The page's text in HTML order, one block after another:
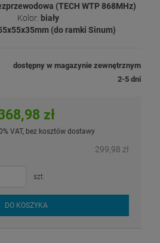
(TECH WTP 868MHz)
Kolor: biały
(do ramki Sinum)
dostępny w magazynie zewnętrznym
2-5 dni
zł
VAT, bez kosztów dostawy
299,98 zł
szt.
DO KOSZYKA